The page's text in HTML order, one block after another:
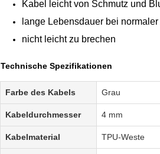
Kabel leicht von Schmutz und
lange Lebensdauer bei
nicht leicht zu brechen
Technische Spezifikationen
Farbe des Kabels Grau
Kabeldurchmesser 4 mm
Kabelmaterial TPU-Weste